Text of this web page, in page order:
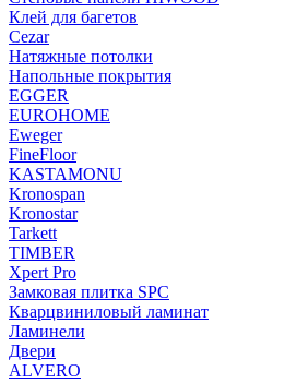
Клей для багетов
Cezar
Натяжные потолки
Напольные покрытия
EGGER
EUROHOME
Eweger
FineFloor
KASTAMONU
Kronospan
Kronostar
Tarkett
TIMBER
Xpert Pro
Замковая плитка SPC
Кварцвиниловый ламинат
Ламинели
Двери
ALVERO